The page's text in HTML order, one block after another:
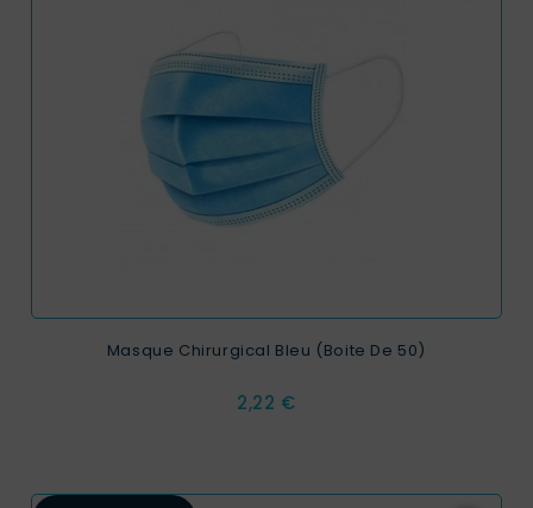
Masque Chirurgical Bleu (Boite De 50)
Prix
2,22 €